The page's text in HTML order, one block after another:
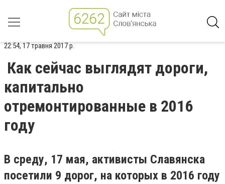
22:54, 17 травня 2017 р.
Как сейчас выглядят дороги,
капитально
отремонтированные в 2016
году
В среду, 17 мая, активисты Славянска
посетили 9 дорог, на которых в 2016 году